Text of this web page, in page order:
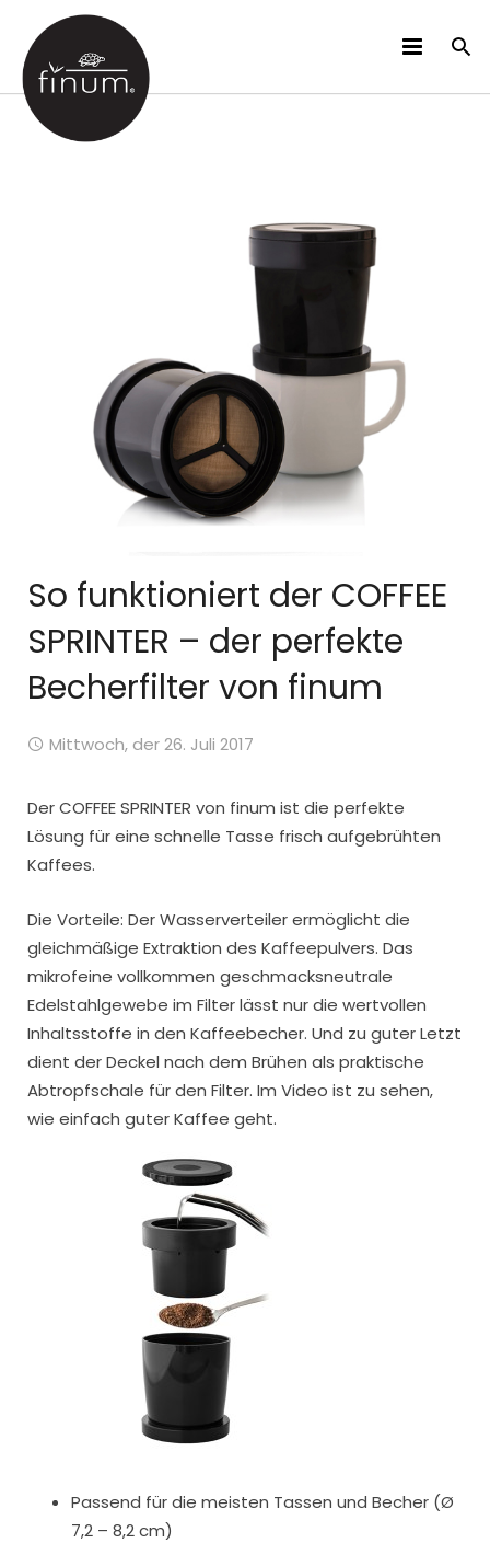
PRODUKTE
So funktioniert der COFFEE
SPRINTER – der perfekte
Becherfilter von finum
Mittwoch, der 26. Juli 2017
Der COFFEE SPRINTER von finum ist die perfekte
Lösung für eine schnelle Tasse frisch aufgebrühten
Kaffees.
Die Vorteile: Der Wasserverteiler ermöglicht die
gleichmäßige Extraktion des Kaffeepulvers. Das
mikrofeine vollkommen geschmacksneutrale
Edelstahlgewebe im Filter lässt nur die wertvollen
Inhaltsstoffe in den Kaffeebecher. Und zu guter Letzt
dient der Deckel nach dem Brühen als praktische
Abtropfschale für den Filter. Im Video ist zu sehen,
wie einfach guter Kaffee geht.
Passend für die meisten Tassen und Becher (Ø
7,2 – 8,2 cm)